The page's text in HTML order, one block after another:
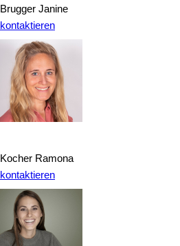
Brugger Janine
kontaktieren
Kocher Ramona
kontaktieren